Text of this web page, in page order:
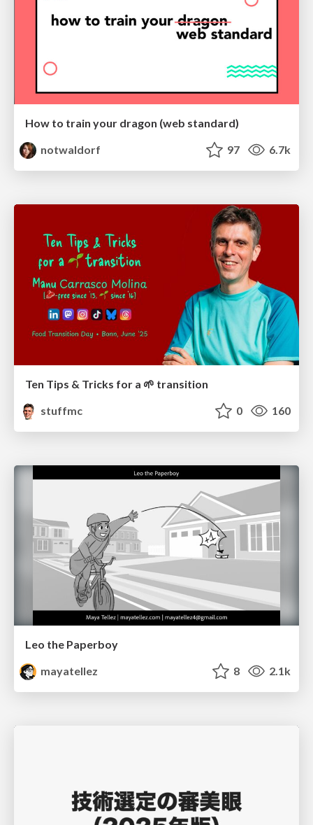
How to train your dragon (web standard)
notwaldorf
97 6.7k
Ten Tips & Tricks for a 🌱 transition
stuffmc
0 160
Leo the Paperboy
mayatellez
8 2.1k